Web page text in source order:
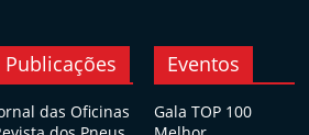
Publicações
das Oficinas
Eventos
Gala TOP 100